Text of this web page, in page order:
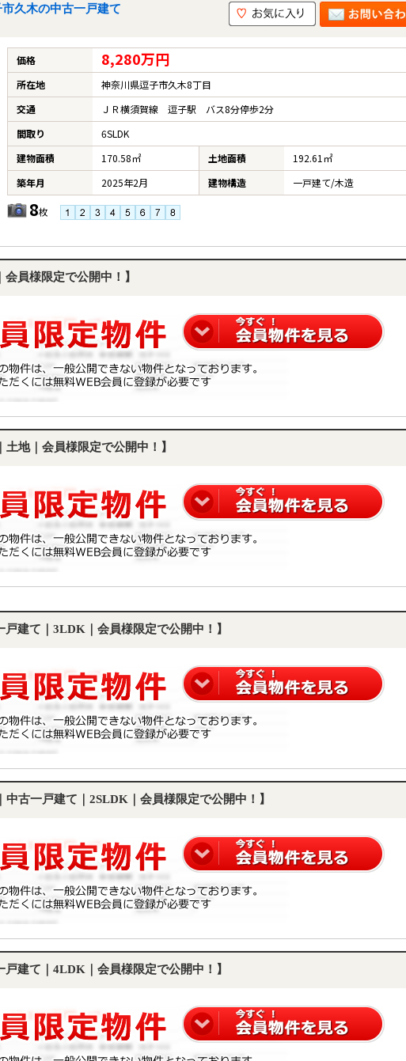
久木の中古一戸建て
価格 8,280万円
所在地
神奈川県逗子市久木8丁目
交通
ＪＲ横須賀線 逗子駅 バス8分停歩2分
間取り
6SLDK
建物面積
170.58㎡ 土地面積
192.61㎡
築年月
2025年2月 建物構造 一戸建て/木造
8枚
員様限定で公開中！】
土地｜会員様限定で公開中！】
戸建て｜3LDK｜会員様限定で公開中！】
中古一戸建て｜2SLDK｜会員様限定で公開中！】
戸建て｜4LDK｜会員様限定で公開中！】